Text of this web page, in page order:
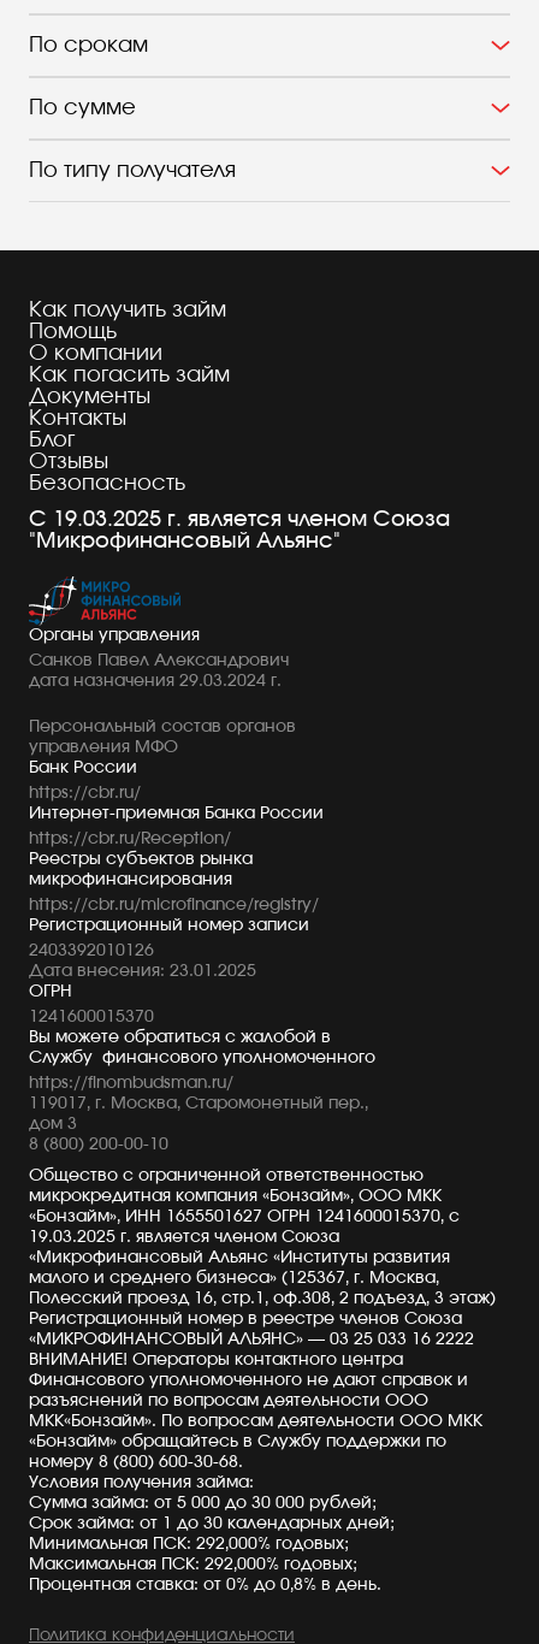
По срокам
По сумме
По типу получателя
Как получить займ
Помощь
О компании
Как погасить займ
Документы
Контакты
Блог
Отзывы
Безопасность
С 19.03.2025 г. является членом Союза
"Микрофинансовый Альянс"
Органы управления
Санков Павел Александрович
дата назначения 29.03.2024 г.
Персональный состав органов
управления МФО
Банк России
https://cbr.ru/
Интернет-приемная Банка России
https://cbr.ru/Reception/
Реестры субъектов рынка
микрофинансирования
https://cbr.ru/microfinance/registry/
Регистрационный номер записи
2403392010126
Дата внесения: 23.01.2025
ОГРН
1241600015370
Вы можете обратиться с жалобой в
Службу финансового уполномоченного
https://finombudsman.ru/
119017, г. Москва, Старомонетный пер.,
дом 3
8 (800) 200-00-10
Общество с ограниченной ответственностью
микрокредитная компания «Бонзайм», ООО МКК
«Бонзайм», ИНН 1655501627 ОГРН 1241600015370, с
19.03.2025 г. является членом Союза
«Микрофинансовый Альянс «Институты развития
малого и среднего бизнеса» (125367, г. Москва,
Полесский проезд 16, стр.1, оф.308, 2 подъезд, 3 этаж)
Регистрационный номер в реестре членов Союза
«МИКРОФИНАНСОВЫЙ АЛЬЯНС» — 03 25 033 16 2222
ВНИМАНИЕ! Операторы контактного центра
Финансового уполномоченного не дают справок и
разъяснений по вопросам деятельности ООО
МКК«Бонзайм». По вопросам деятельности ООО МКК
«Бонзайм» обращайтесь в Службу поддержки по
номеру 8 (800) 600-30-68.
Условия получения займа:
Сумма займа: от 5 000 до 30 000 рублей;
Срок займа: от 1 до 30 календарных дней;
Минимальная ПСК: 292,000% годовых;
Максимальная ПСК: 292,000% годовых;
Процентная ставка: от 0% до 0,8% в день.
Политика конфиденциальности